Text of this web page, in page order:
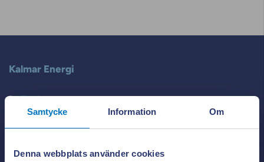
Samtycke Information Om
Denna webbplats använder cookies
Kalmar Energi
Besöksadress:
Smedjegatan 4
392 39 Kalmar
391 28 Kalmar